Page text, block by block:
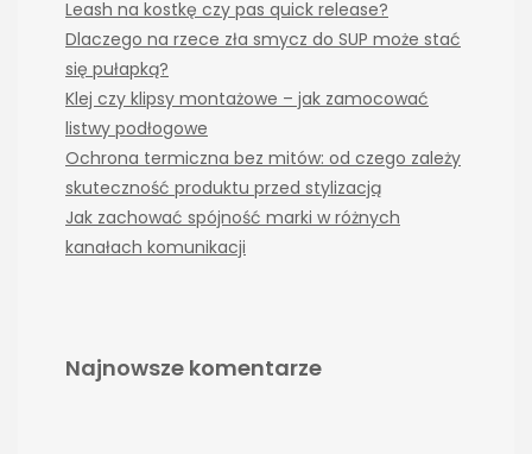
Leash na kostkę czy pas quick release?
Dlaczego na rzece zła smycz do SUP może stać
się pułapką?
Klej czy klipsy montażowe – jak zamocować
listwy podłogowe
Ochrona termiczna bez mitów: od czego zależy
skuteczność produktu przed stylizacją
Jak zachować spójność marki w różnych
kanałach komunikacji
Najnowsze komentarze